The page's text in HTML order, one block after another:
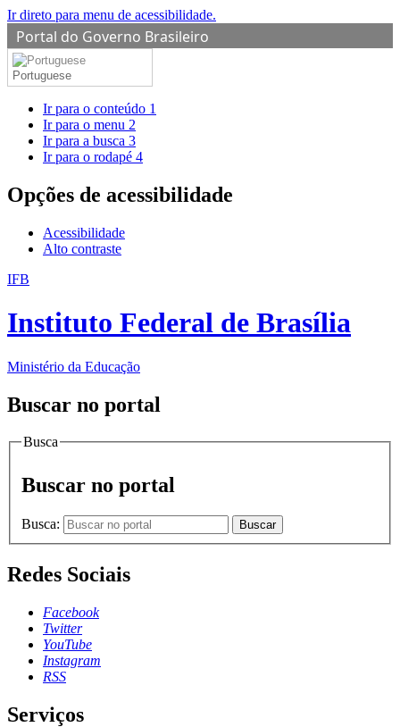
Ir direto para menu de acessibilidade.
Portal do Governo Brasileiro
Portuguese
Ir para o conteúdo 1
Ir para o menu 2
Ir para a busca 3
Ir para o rodapé 4
Opções de acessibilidade
Acessibilidade
Alto contraste
IFB
Instituto Federal de Brasília
Ministério da Educação
Buscar no portal
Busca
Buscar no portal
Busca: Buscar
Redes Sociais
Facebook
Twitter
YouTube
Instagram
RSS
Serviços